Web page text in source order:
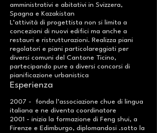
amministrativi e abitativi in Svizzera,
Spagna e Kazakistan
L’attività di progettista non si limita a
concezioni di nuovi edifici ma anche a
restauri e ristrutturazioni. Realizza piani
regolatori e piani particolareggiati per
diversi comuni del Cantone Ticino,
partecipando pure a diversi concorsi di
pianificazione urbanistica
Esperienza
2007 - fonda l’associazione chue di lingua
italiana e ne diventa coordinatore
2001 - inizia la formazione di Feng shui, a
Firenze e Edimburgo, diplomandosi .sotto la